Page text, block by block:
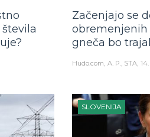
Začenjajo se
obremenjenih
gneča bo
Hudo.com A. P., STA
SLOVENIJA